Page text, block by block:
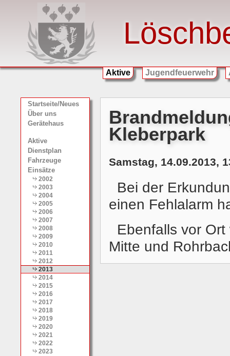
Aktive Jugendfeuerwehr
Startseite/Neues
Über uns
Gerätehaus
Aktive
Dienstplan
Fahrzeuge
Einsätze
2002
2003
2004
2005
2006
2007
2008
2009
2010
2011
2012
2013
2014
2015
2016
2017
2018
2019
2020
2021
2022
2023
Kleberpark
Samstag, 14.09.2013,
Bei der
einen Fehlalarm
Ebenfalls vor
Mitte und